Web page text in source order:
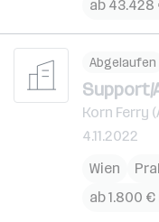
ab
Abgelaufen
Support/
Korn Ferry
4.11.2022
Wien
ab 1.800